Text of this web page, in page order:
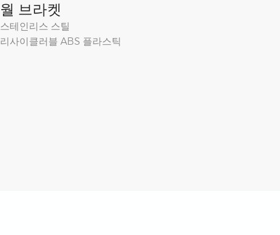
월 브라켓
스테인리스 스틸
리사이클러블 ABS 플라스틱